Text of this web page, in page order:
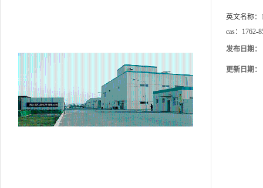
英文名称：
cas： 1762-
发布日期：
更新日期：